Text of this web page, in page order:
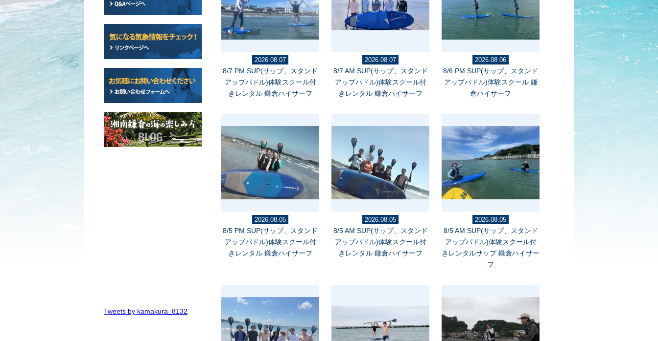
2026.08.07
8/7 PM SUP(サップ、スタンド
アップパドル)体験スクール付
きレンタル 鎌倉ハイサーフ
2026.08.07
8/7 AM SUP(サップ、スタンド
アップパドル)体験スクール付
きレンタル 鎌倉ハイサーフ
2026.08.06
8/6 PM SUP(サップ、スタンド
アップパドル)体験スクール 鎌
倉ハイサーフ
2026.08.05
8/5 PM SUP(サップ、スタンド
アップパドル)体験スクール付
きレンタル 鎌倉ハイサーフ
2026.08.05
8/5 AM SUP(サップ、スタンド
アップパドル)体験スクール付
きレンタル 鎌倉ハイサーフ
2026.08.05
8/5 AM SUP(サップ、スタンド
アップパドル)体験スクール付
きレンタルサップ 鎌倉ハイサー
フ
Tweets by kamakura_8132